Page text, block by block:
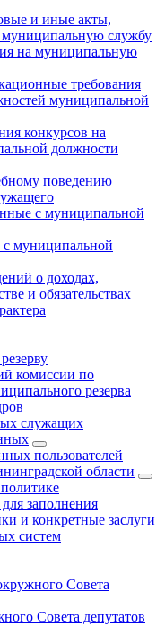
и иные акты,
службу
на муниципальную
требования
муниципальной
конкурсов на
должности
поведению
с муниципальной
с муниципальной
о доходах,
и обязательствах
комиссии по
резерва
служащих
пользователей
области
заполнения
и конкретные заслуги
систем
Совета
Совета депутатов